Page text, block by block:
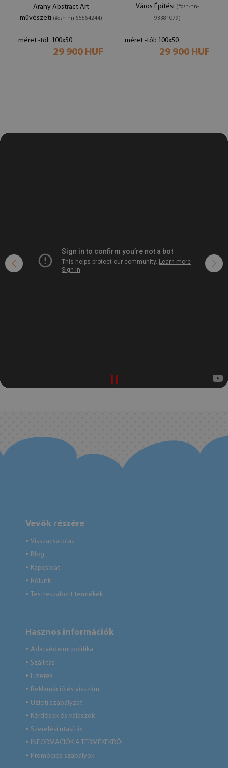
Arany Abstract Art
művészeti (#osh-nn-66564244)
méret -tól: 100x50
29 900 HUF
Város Építési (#osh-nn-
93381079)
méret -tól: 100x50
29 900 HUF
Vevők részére
● Visszacsatolás
● Blog
● Kapcsolat
● Rólunk
● Testreszabott termékek
Hasznos információk
● Adatvédelmi politika
● Szállítás
● Fizetés
● Reklamáció és visszáru
● Üzleti szabályzat
● Kérdések és válaszok
● Szerelési utasítás
● INFORMÁCIÓK A TERMÉKEKRŐL
● Promóciós szabályok